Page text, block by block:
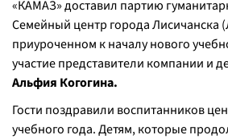
«КАМАЗ» доставил партию
Семейный центр города Лисичанска
приуроченном к началу нового
участие представители компании и
Альфия Когогина.
Гости поздравили воспитанников
учебного года. Детям, которые